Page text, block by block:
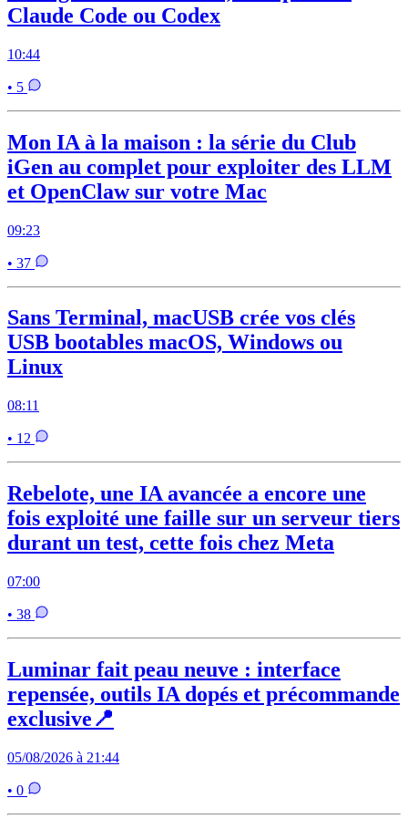
Claude Code ou Codex
10:44
• 5
Mon IA à la maison : la série du Club
iGen au complet pour exploiter des LLM
et OpenClaw sur votre Mac
09:23
• 37
Sans Terminal, macUSB crée vos clés
USB bootables macOS, Windows ou
Linux
08:11
• 12
Rebelote, une IA avancée a encore une
fois exploité une faille sur un serveur tiers
durant un test, cette fois chez Meta
07:00
• 38
Luminar fait peau neuve : interface
repensée, outils IA dopés et précommande
exclusive📍
05/08/2026 à 21:44
• 0